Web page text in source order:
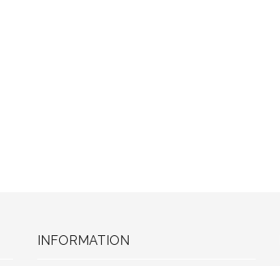
INFORMATION